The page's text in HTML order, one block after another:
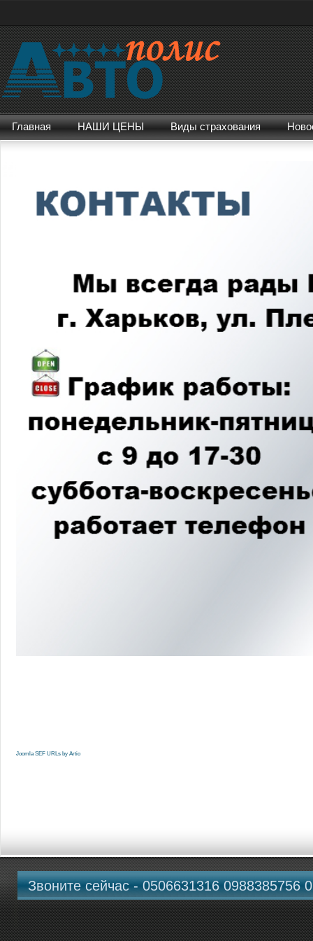
Главная НАШИ ЦЕНЫ Виды страхования
Joomla SEF URLs by Artio
Звоните сейчас - 0506631316 0988385756